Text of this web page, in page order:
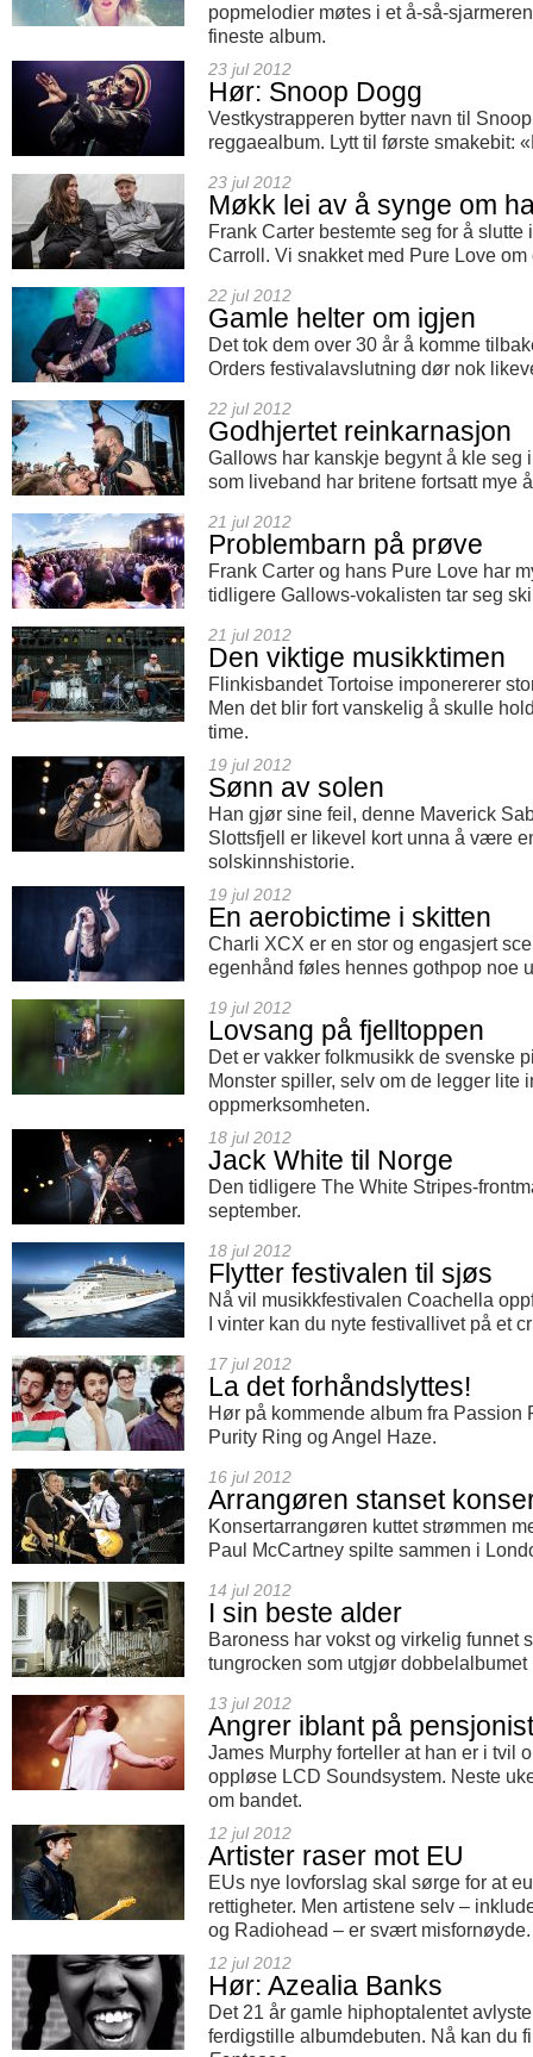
popmelodier møtes i et å-så-
fineste album.
23 jul 2012
Hør: Snoop Dogg
Vestkystrapperen bytter navn til
reggaealbum. Lytt til første smakebit:
23 jul 2012
Møkk lei av å synge om
Frank Carter bestemte seg for å
Carroll. Vi snakket med Pure Love
22 jul 2012
Gamle helter om igjen
Det tok dem over 30 år å komme
Orders festivalavslutning dør nok
22 jul 2012
Godhjertet reinkarnasjon
Gallows har kanskje begynt å kle seg
som liveband har britene fortsatt mye
21 jul 2012
Problembarn på prøve
Frank Carter og hans Pure Love har
tidligere Gallows-vokalisten tar seg
21 jul 2012
Den viktige musikktimen
Flinkisbandet Tortoise imponererer
Men det blir fort vanskelig å skulle
time.
19 jul 2012
Sønn av solen
Han gjør sine feil, denne Maverick
Slottsfjell er likevel kort unna å være
solskinnshistorie.
19 jul 2012
En aerobictime i skitten
Charli XCX er en stor og engasjert
egenhånd føles hennes gothpop noe
19 jul 2012
Lovsang på fjelltoppen
Det er vakker folkmusikk de svenske
Monster spiller, selv om de legger lite
oppmerksomheten.
18 jul 2012
Jack White til Norge
Den tidligere The White Stripes-
september.
18 jul 2012
Flytter festivalen til sjøs
Nå vil musikkfestivalen Coachella
I vinter kan du nyte festivallivet på et
17 jul 2012
La det forhåndslyttes!
Hør på kommende album fra Passion
Purity Ring og Angel Haze.
16 jul 2012
Arrangøren stanset
Konsertarrangøren kuttet strømmen
Paul McCartney spilte sammen i
14 jul 2012
I sin beste alder
Baroness har vokst og virkelig funnet
tungrocken som utgjør dobbelalbumet
13 jul 2012
Angrer iblant på
James Murphy forteller at han er i tvil
oppløse LCD Soundsystem. Neste
om bandet.
12 jul 2012
Artister raser mot EU
EUs nye lovforslag skal sørge for at
rettigheter. Men artistene selv –
og Radiohead – er svært misfornøyde.
12 jul 2012
Hør: Azealia Banks
Det 21 år gamle hiphoptalentet
ferdigstille albumdebuten. Nå kan du